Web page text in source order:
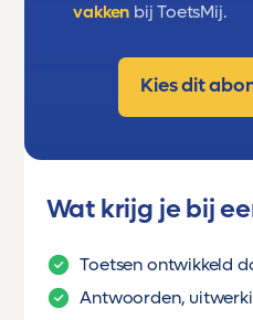
vakken bij ToetsMij.
Kies dit
Wat krijg je bij
Toetsen ontwikkeld
Antwoorden,